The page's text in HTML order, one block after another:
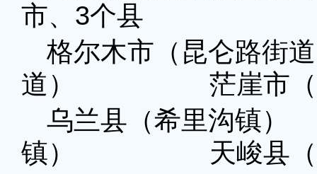
市、3个县
格尔木市（昆仑路
道） 茫崖市（花
乌兰县（希里沟
镇） 天峻县（新